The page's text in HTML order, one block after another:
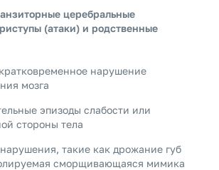
церебральные
(атаки) и родственные
нарушение
мозга
эпизоды слабости или
стороны тела
такие как дрожание губ
сморщивающаяся мимика